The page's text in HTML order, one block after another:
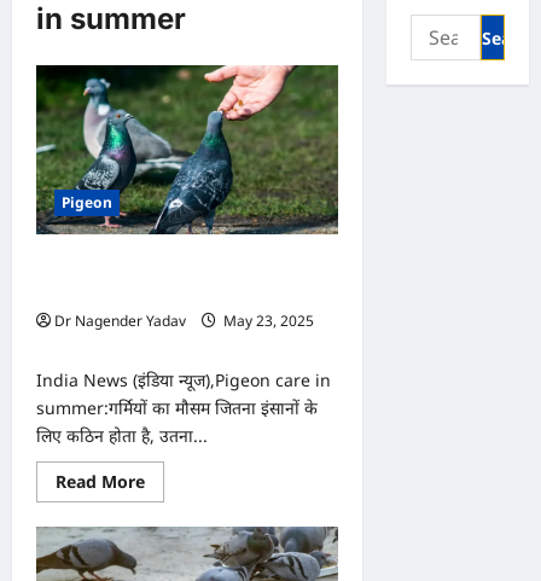
in summer
Pigeon
Dr Nagender Yadav
May 23, 2025
India News (इंडिया न्यूज),Pigeon care in
summer:गर्मियों का मौसम जितना इंसानों के
लिए कठिन होता है, उतना...
Read MoreRead
more
गर्मियों
कबूतरों
Search
for: